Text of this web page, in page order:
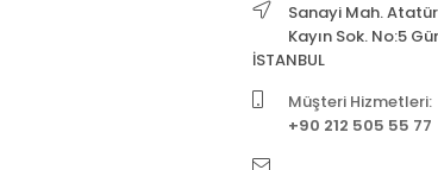
Sanayi Mah.
Kayın Sok. No:5
İSTANBUL
Müşteri Hizmetleri:
+90 212 505 55 77